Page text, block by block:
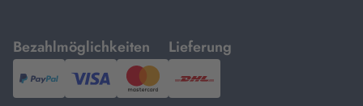
Bezahlmöglichkeiten
mit
PayPal,Visa
und
Lieferung
mit
DHL.